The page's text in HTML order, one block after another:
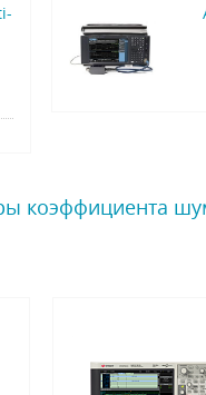
коэффициента